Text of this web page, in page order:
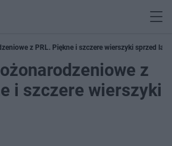
z PRL. Piękne i szczere wierszyki sprzed lat!
z
i szczere wierszyki